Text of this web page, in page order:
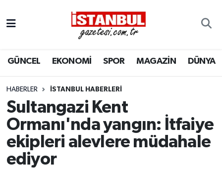
GÜNCEL EKONOMİ SPOR MAGAZİN DÜNYA
HABERLER İSTANBUL HABERLERI
Sultangazi Kent
Ormanı'nda yangın: İtfaiye
ekipleri alevlere müdahale
ediyor
EKONOMİ
İSTANBUL
DÜNYA
SPOR
MAGAZİN
Nöbetçi Eczaneler
Hava Durumu
Trafik Durumu
Süper Lig Puan Durumu ve Fikstür
Tüm Manşetler
Son Dakika Haberleri